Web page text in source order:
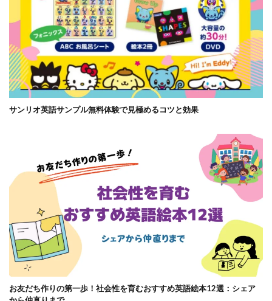
サンリオ英語サンプル無料体験で見極めるコツと効果
お友だち作りの第一歩！社会性を育むおすすめ英語絵本12選：シェア